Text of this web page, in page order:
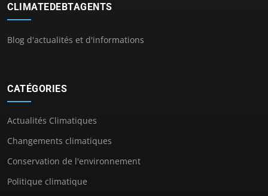
CLIMATEDEBTAGENTS
Blog d'actualités et d'informations
CATÉGORIES
Actualités Climatiques
Changements climatiques
Conservation de l'environnement
Politique climatique